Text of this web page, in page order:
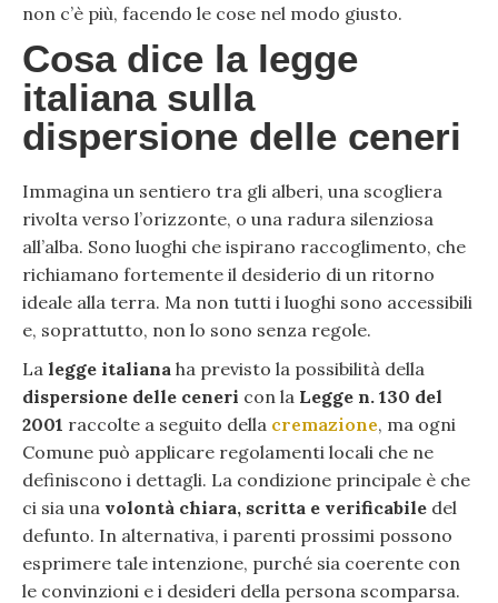
non c’è più, facendo le cose nel modo giusto.
Cosa dice la legge
italiana sulla
dispersione delle ceneri
Immagina un sentiero tra gli alberi, una scogliera
rivolta verso l’orizzonte, o una radura silenziosa
all’alba. Sono luoghi che ispirano raccoglimento, che
richiamano fortemente il desiderio di un ritorno
ideale alla terra. Ma non tutti i luoghi sono accessibili
e, soprattutto, non lo sono senza regole.
La legge italiana ha previsto la possibilità della
dispersione delle ceneri con la Legge n. 130 del
2001 raccolte a seguito della cremazione, ma ogni
Comune può applicare regolamenti locali che ne
definiscono i dettagli. La condizione principale è che
ci sia una volontà chiara, scritta e verificabile del
defunto. In alternativa, i parenti prossimi possono
esprimere tale intenzione, purché sia coerente con
le convinzioni e i desideri della persona scomparsa.